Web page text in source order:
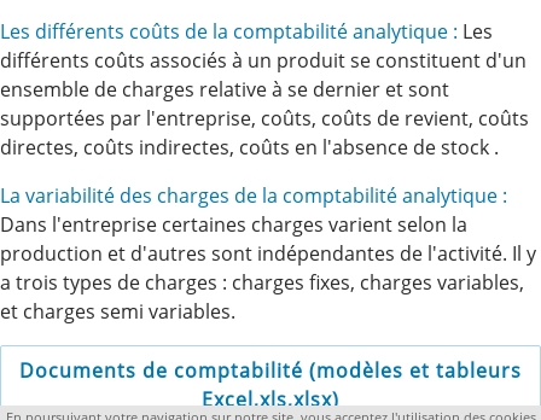
Les différents coûts de la comptabilité analytique : Les
différents coûts associés à un produit se constituent d'un
ensemble de charges relative à se dernier et sont
supportées par l'entreprise, coûts, coûts de revient, coûts
directes, coûts indirectes, coûts en l'absence de stock .
La variabilité des charges de la comptabilité analytique :
Dans l'entreprise certaines charges varient selon la
production et d'autres sont indépendantes de l'activité. Il y
a trois types de charges : charges fixes, charges variables,
et charges semi variables.
Documents de comptabilité (modèles et tableurs
Excel,xls,xlsx)